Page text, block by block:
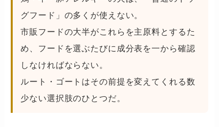
グフード」の多くが使えない。
市販フードの大半がこれらを主原料とするた
め、フードを選ぶたびに成分表を一から確認
しなければならない。
ルート・ゴートはその前提を変えてくれる数
少ない選択肢のひとつだ。